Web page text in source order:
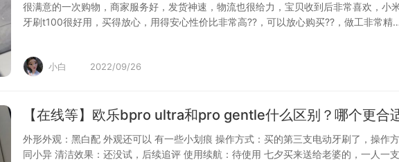
很满意的一次购物，商家服务好，发货神速，物流也很给力，宝贝收到后非常喜欢，小
牙刷t100很好用，买得放心，用得安心性价比非常高??，可以放心购买??，做工非常精
小白 2022/09/26
【在线等】欧乐bpro ultra和pro gentle什么区别？哪个更合
外形外观：黑白配 外观还可以 有一些小划痕 操作方式：买的第三支电动牙刷了，操作
同小异 清洁效果：还没试，后续追评 使用续航：待使用 七夕买来送给老婆的，一人一